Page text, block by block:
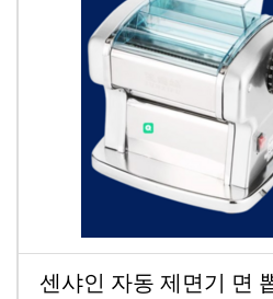
센샤인 자동 제면기 면